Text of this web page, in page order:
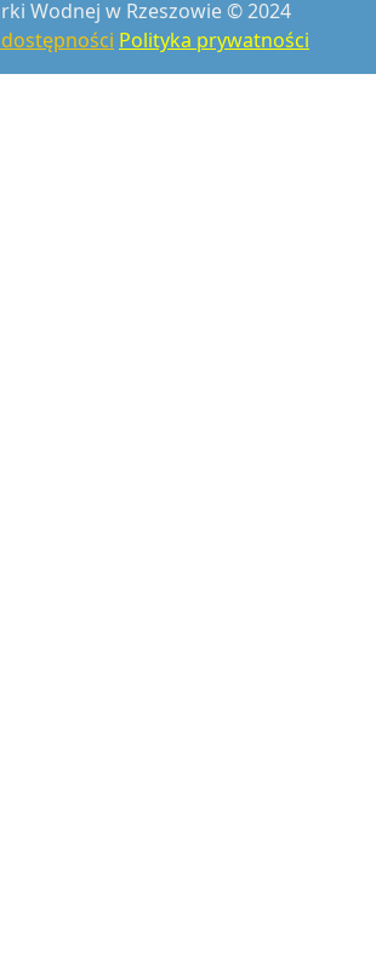
Wodnej w Rzeszowie © 2024
Polityka prywatności